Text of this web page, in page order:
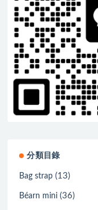
分類目錄
Bag strap (13)
Béarn mini (36)